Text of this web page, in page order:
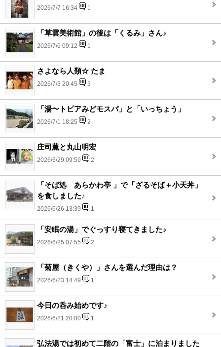
2026/7/7 16:34 1
「草雲美術館」の後は「くるみ」さん♪
2026/7/6 09:12 1
さよなら人類☆ たま
2026/7/3 20:45 3
「湯〜トピアみどモスパ」と「いっちょう」
2026/7/1 18:25 2
庄司薫と丸山明宏
2026/6/29 09:59 2
「そば処 あらかわ亭 」で「ざるそば＋小天丼」
を食しました♪
2026/6/26 13:39 1
「安眠の湯」でぐっすり寝てきました♪
2026/6/25 07:55 2
「菊屋（きくや）」さんを選んだ理由は？
2026/6/23 14:49 1
今日の呑み始めです♪
2026/6/21 20:00 1
弘法湯では初めて二階の「富士」に泊まりました